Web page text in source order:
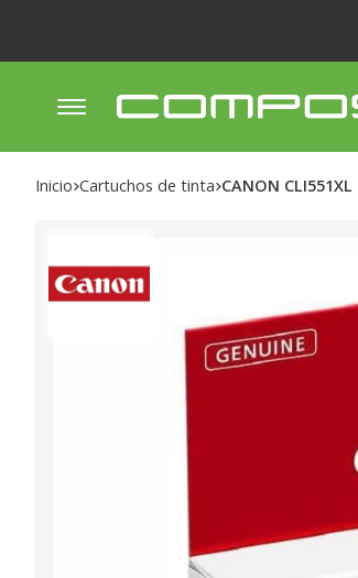
Inicio cartuchos de tinta CANON CLI551XL